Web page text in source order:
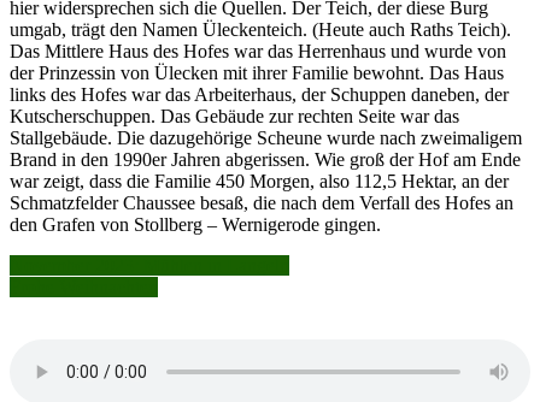
hier widersprechen sich die Quellen. Der Teich, der diese Burg
umgab, trägt den Namen Üleckenteich. (Heute auch Raths Teich).
Das Mittlere Haus des Hofes war das Herrenhaus und wurde von
der Prinzessin von Ülecken mit ihrer Familie bewohnt. Das Haus
links des Hofes war das Arbeiterhaus, der Schuppen daneben, der
Kutscherschuppen. Das Gebäude zur rechten Seite war das
Stallgebäude. Die dazugehörige Scheune wurde nach zweimaligem
Brand in den 1990er Jahren abgerissen. Wie groß der Hof am Ende
war zeigt, dass die Familie 450 Morgen, also 112,5 Hektar, an der
Schmatzfelder Chaussee besaß, die nach dem Verfall des Hofes an
den Grafen von Stollberg – Wernigerode gingen.
Beitragsnavigation